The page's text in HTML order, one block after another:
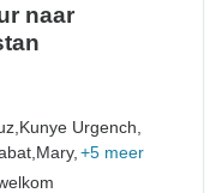
naar
Kunye Urgench,
Mary, +5 meer